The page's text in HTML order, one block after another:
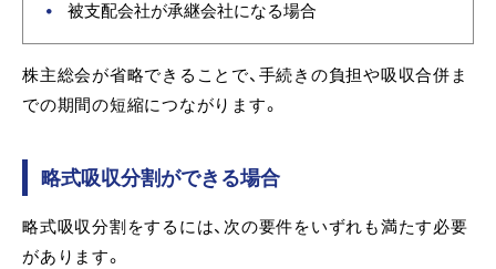
被支配会社が承継会社になる場合
株主総会が省略できることで、手続きの負担や吸収合併ま
での期間の短縮につながります。
略式吸収分割ができる場合
略式吸収分割をするには、次の要件をいずれも満たす必要
があります。